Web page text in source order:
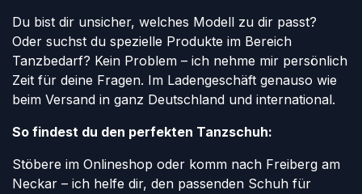
Du bist dir unsicher, welches Modell zu dir passt?
Oder suchst du spezielle Produkte im Bereich
Tanzbedarf? Kein Problem – ich nehme mir persönlich
Zeit für deine Fragen. Im Ladengeschäft genauso wie
beim Versand in ganz Deutschland und international.
So findest du den perfekten Tanzschuh:
Stöbere im Onlineshop oder komm nach Freiberg am
Neckar – ich helfe dir, den passenden Schuh für